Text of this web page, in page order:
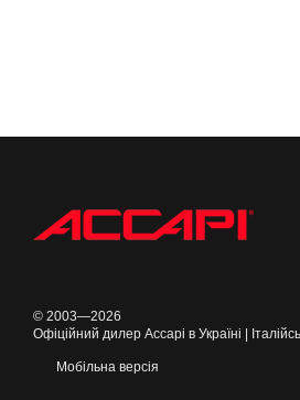
© 2003—2026
Офіційний дилер Accapi в Україні |
Мобільна версія